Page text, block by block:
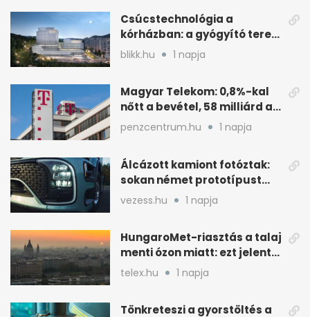
Csúcstechnológia a
kórházban: a gyógyító terek
kulcsa az áramlás
blikk.hu 1 napja
Magyar Telekom: 0,8%-kal
nőtt a bevétel, 58 milliárd a
nyereség
penzcentrum.hu 1 napja
Álcázott kamiont fotóztak:
sokan német prototípust
sejtenek mögötte
vezess.hu 1 napja
HungaroMet-riasztás a talaj
menti ózon miatt: ezt jelenti
a gyakorlatban
telex.hu 1 napja
Tönkreteszi a gyorstöltés a